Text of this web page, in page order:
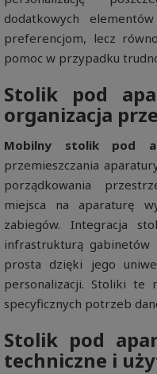
dodatkowych
preferencjom, lecz
pomoc w przypadku
Stolik pod
organizacja
Mobilny stolik pod
przemieszczania
porządkowania
miejsca na aparaturę
zabiegów. Integracja
infrastrukturą
prosta dzięki jego
personalizacji. Stoliki te
specyficznych potrzeb
Stolik pod
techniczne i